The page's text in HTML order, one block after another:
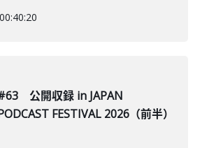
00:40:20
公開収録 in JAPAN
FESTIVAL 2026（前半）